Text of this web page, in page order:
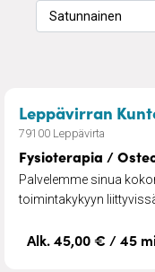
Leppävirran
79100 Leppävirta
Fysioterapia /
Palvelemme sinua
toimintakykyyn
Alk. 45,00 € / 45